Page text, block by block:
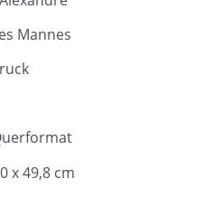
Mannes
x 49,8 cm